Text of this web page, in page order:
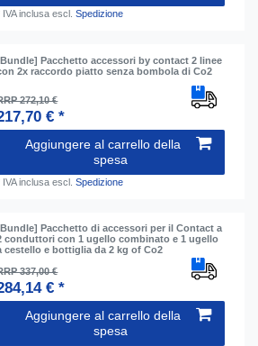
IVA inclusa escl.Spedizione
Pacchetto accessori by contact 2 linee
2x raccordo piatto senza bombola di Co2
272,10 €
€ *
Aggiungere al carrello della
spesa
IVA inclusa escl.Spedizione
Pacchetto di accessori per il Contact a
conduttori con 1 ugello combinato e 1 ugello
cestello e bottiglia da 2 kg of Co2
337,00 €
€ *
Aggiungere al carrello della
spesa